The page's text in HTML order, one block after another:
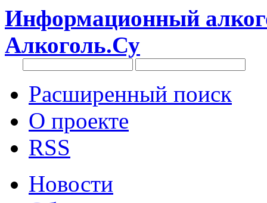
Информационный
Алкоголь.Су
Расширенный поиск
О проекте
RSS
Новости